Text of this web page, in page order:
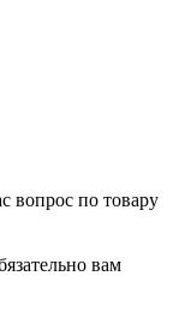
вопрос по товару
вам